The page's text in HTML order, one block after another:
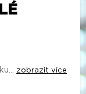
zobrazit více